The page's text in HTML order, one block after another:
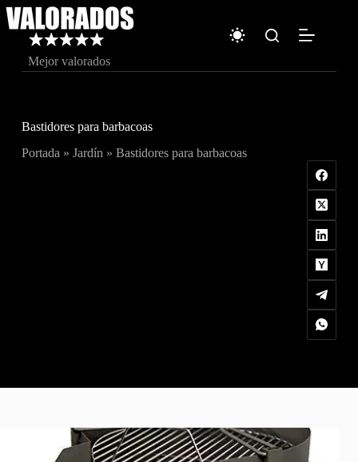
Saltar
al
contenido
Mejor valorados
Bastidores para barbacoas
Portada » Jardín » Bastidores para barbacoas